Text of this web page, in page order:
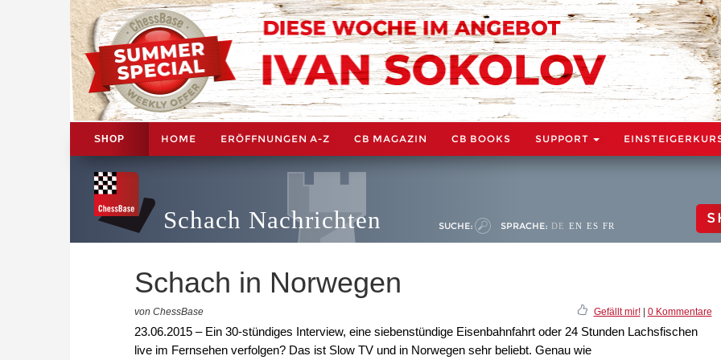
SHOP HOME ERÖFFNUNGEN A-Z CB MAGAZIN CB BOOKS SUPPORT
Schach Nachrichten SUCHE: SPRACHE: DE EN ES FR
Schach in Norwegen
von ChessBase Gefällt mir!| 0 Kommentare
23.06.2015 – Ein 30-stündiges Interview, eine siebenstündige Eisenbahnfahrt oder 24 Stunden Lachsfischen
live im Fernsehen verfolgen? Das ist Slow TV und in Norwegen sehr beliebt. Genau wie